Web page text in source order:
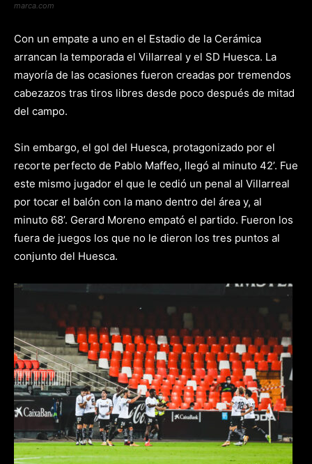
marca.com
Con un empate a uno en el Estadio de la Cerámica
arrancan la temporada el Villarreal y el SD Huesca. La
mayoría de las ocasiones fueron creadas por tremendos
cabezazos tras tiros libres desde poco después de mitad
del campo.
Sin embargo, el gol del Huesca, protagonizado por el
recorte perfecto de Pablo Maffeo, llegó al minuto 42’. Fue
este mismo jugador el que le cedió un penal al Villarreal
por tocar el balón con la mano dentro del área y, al
minuto 68’. Gerard Moreno empató el partido. Fueron los
fuera de juegos los que no le dieron los tres puntos al
conjunto del Huesca.